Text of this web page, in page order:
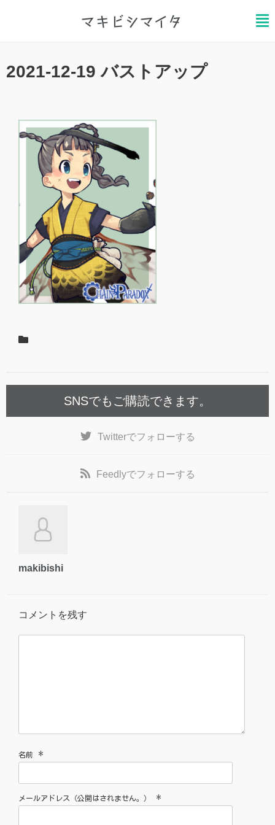
マキビシマイタ
2021-12-19 バストアップ
2021-12-19 バストアップ
SNSでもご購読できます。
Twitterでフォローする
Feedlyでフォローする
makibishi
コメントを残す
名前 *
メールアドレス（公開はされません。） *